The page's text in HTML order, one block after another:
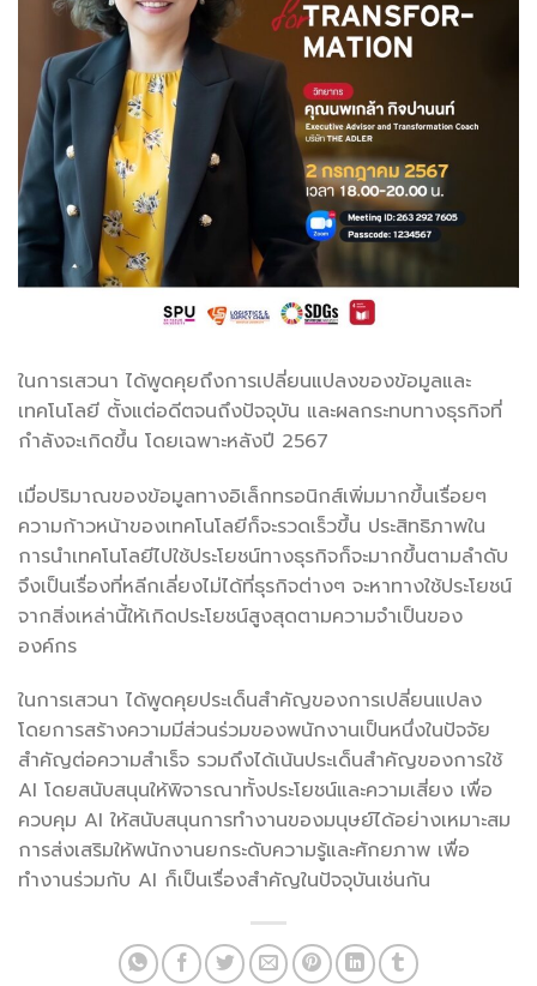
ในการเสวนา ได้พูดคุยถึงการเปลี่ยนแปลงของข้อมูลและ
เทคโนโลยี ตั้งแต่อดีตจนถึงปัจจุบัน และผลกระทบทางธุรกิจที่
กำลังจะเกิดขึ้น โดยเฉพาะหลังปี 2567
เมื่อปริมาณของข้อมูลทางอิเล็กทรอนิกส์เพิ่มมากขึ้นเรื่อยๆ
ความก้าวหน้าของเทคโนโลยีก็จะรวดเร็วขึ้น ประสิทธิภาพใน
การนำเทคโนโลยีไปใช้ประโยชน์ทางธุรกิจก็จะมากขึ้นตามลำดับ
จึงเป็นเรื่องที่หลีกเลี่ยงไม่ได้ที่ธุรกิจต่างๆ จะหาทางใช้ประโยชน์
จากสิ่งเหล่านี้ให้เกิดประโยชน์สูงสุดตามความจำเป็นของ
องค์กร
ในการเสวนา ได้พูดคุยประเด็นสำคัญของการเปลี่ยนแปลง
โดยการสร้างความมีส่วนร่วมของพนักงานเป็นหนึ่งในปัจจัย
สำคัญต่อความสำเร็จ รวมถึงได้เน้นประเด็นสำคัญของการใช้
AI โดยสนับสนุนให้พิจารณาทั้งประโยชน์และความเสี่ยง เพื่อ
ควบคุม AI ให้สนับสนุนการทำงานของมนุษย์ได้อย่างเหมาะสม
การส่งเสริมให้พนักงานยกระดับความรู้และศักยภาพ เพื่อ
ทำงานร่วมกับ AI ก็เป็นเรื่องสำคัญในปัจจุบันเช่นกัน